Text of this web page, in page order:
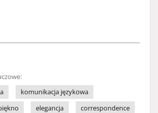
komunikacja językowa
elegancja
correspondence